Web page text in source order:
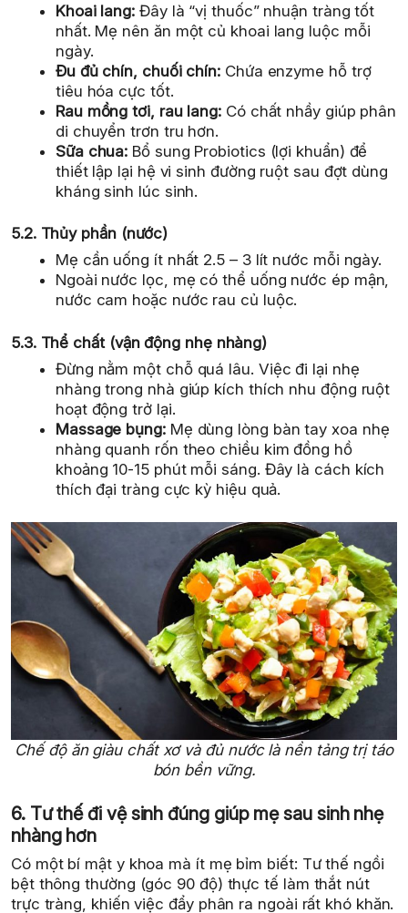
Khoai lang: Đây là “vị thuốc” nhuận tràng tốt
nhất. Mẹ nên ăn một củ khoai lang luộc mỗi
ngày.
Đu đủ chín, chuối chín: Chứa enzyme hỗ trợ
tiêu hóa cực tốt.
Rau mồng tơi, rau lang: Có chất nhầy giúp phân
di chuyển trơn tru hơn.
Sữa chua: Bổ sung Probiotics (lợi khuẩn) để
thiết lập lại hệ vi sinh đường ruột sau đợt dùng
kháng sinh lúc sinh.
5.2. Thủy phần (nước)
Mẹ cần uống ít nhất 2.5 – 3 lít nước mỗi ngày.
Ngoài nước lọc, mẹ có thể uống nước ép mận,
nước cam hoặc nước rau củ luộc.
5.3. Thể chất (vận động nhẹ nhàng)
Đừng nằm một chỗ quá lâu. Việc đi lại nhẹ
nhàng trong nhà giúp kích thích nhu động ruột
hoạt động trở lại.
Massage bụng:Mẹ dùng lòng bàn tay xoa nhẹ
nhàng quanh rốn theo chiều kim đồng hồ
khoảng 10-15 phút mỗi sáng. Đây là cách kích
thích đại tràng cực kỳ hiệu quả.
Chế độ ăn giàu chất xơ và đủ nước là nền tảng trị táo
bón bền vững.
6. Tư thế đi vệ sinh đúng giúp mẹ sau sinh nhẹ
nhàng hơn
Có một bí mật y khoa mà ít mẹ bỉm biết: Tư thế ngồi
bệt thông thường (góc 90 độ) thực tế làm thắt nút
trực tràng, khiến việc đẩy phân ra ngoài rất khó khăn.